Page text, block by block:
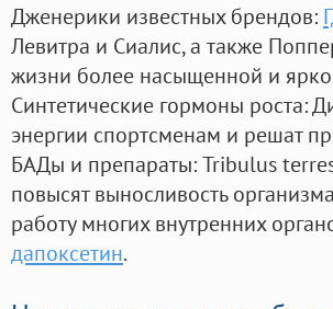
Дженерики известных брендов:
Левитра и Сиалис, а также
жизни более насыщенной и
Синтетические гормоны роста:
энергии спортсменам и решат
БАДы и препараты:Tribulus
повысят выносливость
работу многих внутренних
дапоксетин.